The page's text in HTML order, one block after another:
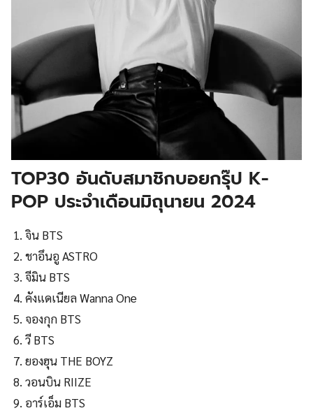
TOP30 อันดับสมาชิกบอยกรุ๊ป K-
POP ประจำเดือนมิถุนายน 2024
จิน BTS
ชาอึนอู ASTRO
จีมิน BTS
คังแดเนียล Wanna One
จองกุก BTS
วี BTS
ยองฮุน THE BOYZ
วอนบิน RIIZE
อาร์เอ็ม BTS